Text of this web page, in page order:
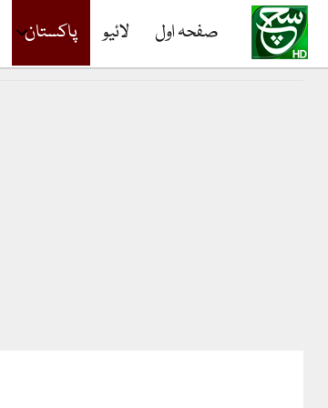
صفحہ اول لائیو پاکستان